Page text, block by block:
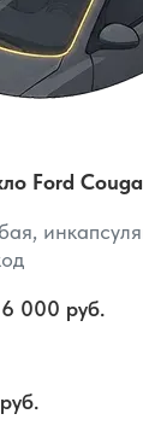
Ford
000 руб.